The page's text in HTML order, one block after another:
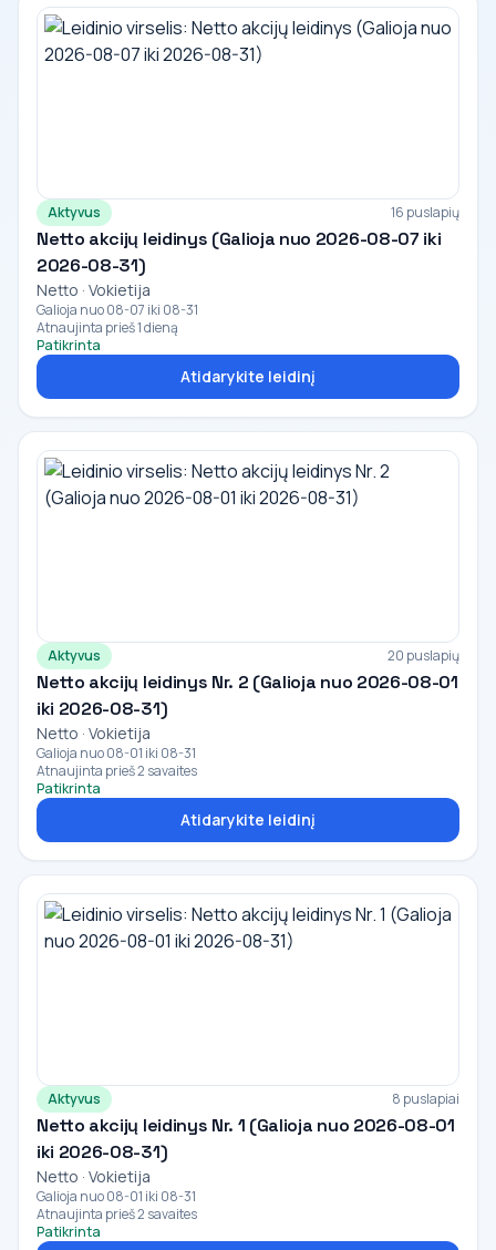
Aktyvus 16 puslapių
Netto akcijų leidinys (Galioja nuo 2026-08-07 iki
2026-08-31)
Netto · Vokietija
Galioja nuo 08-07 iki 08-31
Atnaujinta prieš 1 dieną
Patikrinta
Atidarykite leidinį
Aktyvus 20 puslapių
Netto akcijų leidinys Nr. 2 (Galioja nuo 2026-08-01
iki 2026-08-31)
Netto · Vokietija
Galioja nuo 08-01 iki 08-31
Atnaujinta prieš 2 savaites
Patikrinta
Atidarykite leidinį
Aktyvus 8 puslapiai
Netto akcijų leidinys Nr. 1 (Galioja nuo 2026-08-01
iki 2026-08-31)
Netto · Vokietija
Galioja nuo 08-01 iki 08-31
Atnaujinta prieš 2 savaites
Patikrinta